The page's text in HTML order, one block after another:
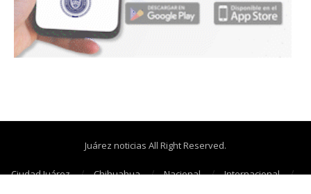
Juárez noticias All Right Reserved.
Ciudad Juárez Chihuahua Nacional
Internacional